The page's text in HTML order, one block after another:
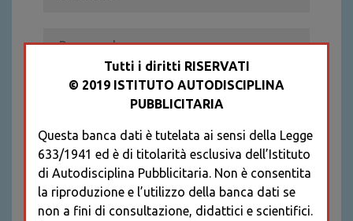
Recupera password
REGISTRATI
* I CAMPI CONTRASSEGNATI SONO
OBBLIGATORI
Tutti i diritti RISERVATI
© 2019 ISTITUTO AUTODISCIPLINA
PUBBLICITARIA
Questa banca dati è tutelata ai sensi della Legge
633/1941 ed è di titolarità esclusiva dell’Istituto
di Autodisciplina Pubblicitaria. Non è consentita
la riproduzione e l’utilizzo della banca dati se
non a fini di consultazione, didattici e scientifici.